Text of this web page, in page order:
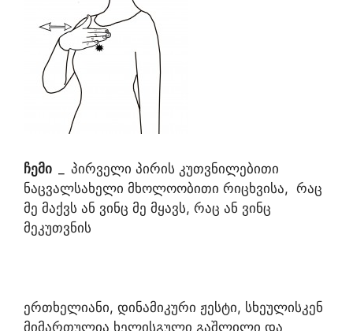
ჩემი
პირველი პირის კუთვნილებითი
ნაცვალსახელი მხოლოობითი რიცხვისა, რაც
მე მაქვს ან ვინც მე მყავს, რაც ან ვინც
მეკუთვნის
ერთხელიანი, დინამიკური ჟესტი, სხეულისკენ
მიმართულია ხელისგული გაშლილი და